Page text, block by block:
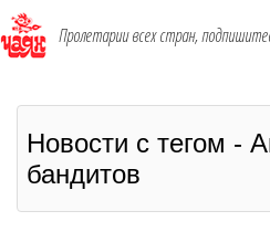
Пролетарии всех стран,
Новости с тегом -
бандитов